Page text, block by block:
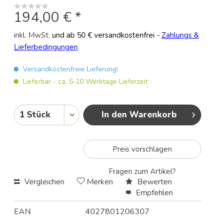
194,00 € *
inkl. MwSt. und ab 50 € versandkostenfrei - Zahlungs &
Lieferbedingungen
Versandkostenfreie Lieferung!
Lieferbar - ca. 5-10 Werktage Lieferzeit
In den Warenkorb
Preis vorschlagen
Fragen zum Artikel?
Vergleichen Merken
Bewerten
Empfehlen
EAN
4027801206307